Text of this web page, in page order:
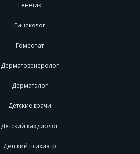
Генетик
Гинеколог
Гомеопат
Дерматовенеролог
Дерматолог
Детские врачи
Детский кардиолог
Детский психиатр